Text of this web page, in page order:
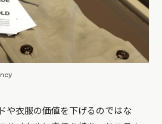
や衣服の価値を下げるのではな